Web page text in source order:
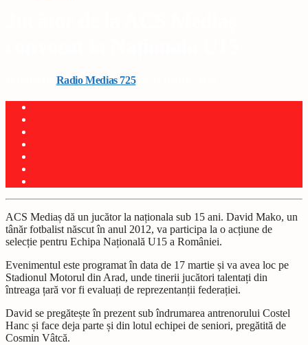
Radio Medias 725on 11 martie 2026
ACS Mediaș dă un jucător la naționala sub 15 ani. David Mako, un
tânăr fotbalist născut în anul 2012, va participa la o acțiune de
selecție pentru Echipa Națională U15 a României.
Evenimentul este programat în data de 17 martie și va avea loc pe
Stadionul Motorul din Arad, unde tinerii jucători talentați din
întreaga țară vor fi evaluați de reprezentanții federației.
David se pregătește în prezent sub îndrumarea antrenorului Costel
Hanc și face deja parte și din lotul echipei de seniori, pregătită de
Cosmin Vâtcă.